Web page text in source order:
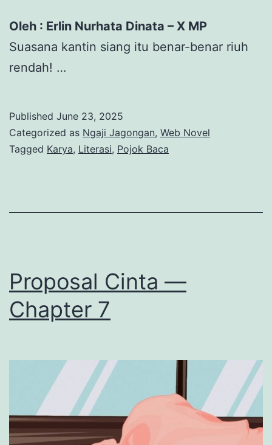
Oleh : Erlin Nurhata Dinata – X MP
Suasana kantin siang itu benar-benar riuh
rendah! …
Published June 23, 2025
Categorized as Ngaji Jagongan, Web Novel
Tagged Karya, Literasi, Pojok Baca
Proposal Cinta —
Chapter 7